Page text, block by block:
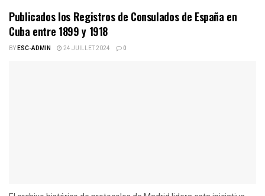
Publicados los Registros de Consulados de España en
Cuba entre 1899 y 1918
BYESC-ADMIN 24 JUILLET 2024 0